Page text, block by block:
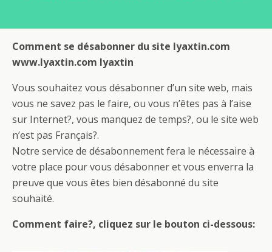
Comment se désabonner du site lyaxtin.com
www.lyaxtin.com lyaxtin
Vous souhaitez vous désabonner d’un site web, mais
vous ne savez pas le faire, ou vous n’êtes pas à l’aise
sur Internet?, vous manquez de temps?, ou le site web
n’est pas Français?.
Notre service de désabonnement fera le nécessaire à
votre place pour vous désabonner et vous enverra la
preuve que vous êtes bien désabonné du site
souhaité.
Comment faire?, cliquez sur le bouton ci-dessous: